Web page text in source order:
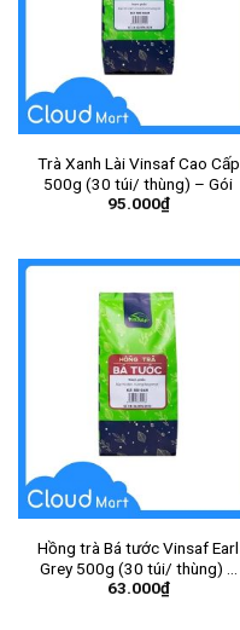
Trà Xanh Lài Vinsaf Cao Cấp
500g (30 túi/ thùng) – Gói
95.000₫
Hồng trà Bá tước Vinsaf Earl
Grey 500g (30 túi/ thùng) –
Gói
63.000₫